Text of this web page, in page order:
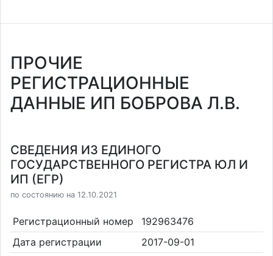
ПРОЧИЕ
РЕГИСТРАЦИОННЫЕ
ДАННЫЕ ИП БОБРОВА Л.В.
СВЕДЕНИЯ ИЗ ЕДИНОГО
ГОСУДАРСТВЕННОГО РЕГИСТРА ЮЛ И
ИП (ЕГР)
по состоянию на 12.10.2021
Регистрационный номер
192963476
Дата регистрации
2017-09-01